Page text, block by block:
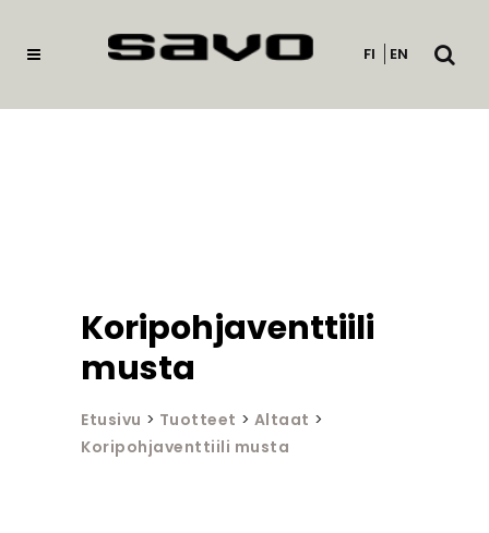
FI EN
Avaa
Koripohjaventtiili
musta
Etusivu > Tuotteet > Altaat >
Koripohjaventtiili musta